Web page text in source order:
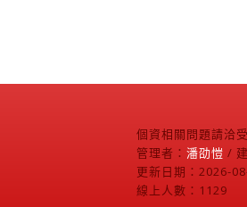
個資相關問題請洽
管理者： 潘劭愷 /
更新日期：2026-
線上人數：1129